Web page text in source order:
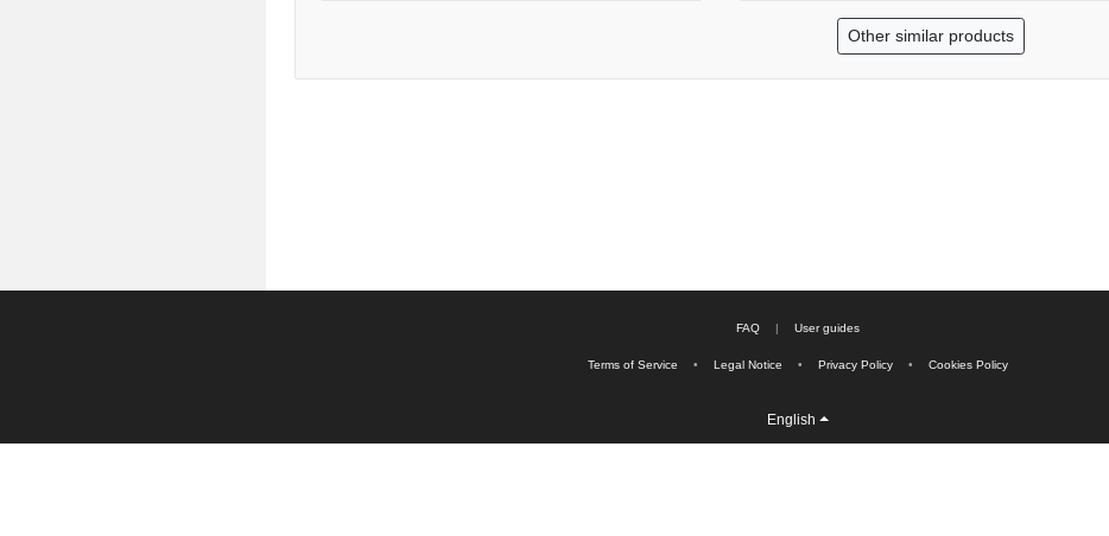
Other similar products
FAQ | User guides
Terms of Service • Legal Notice • Privacy Policy • Cookies Policy
English